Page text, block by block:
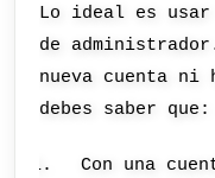
Lo ideal es usar
de
nueva cuenta ni
debes saber que:
Con una